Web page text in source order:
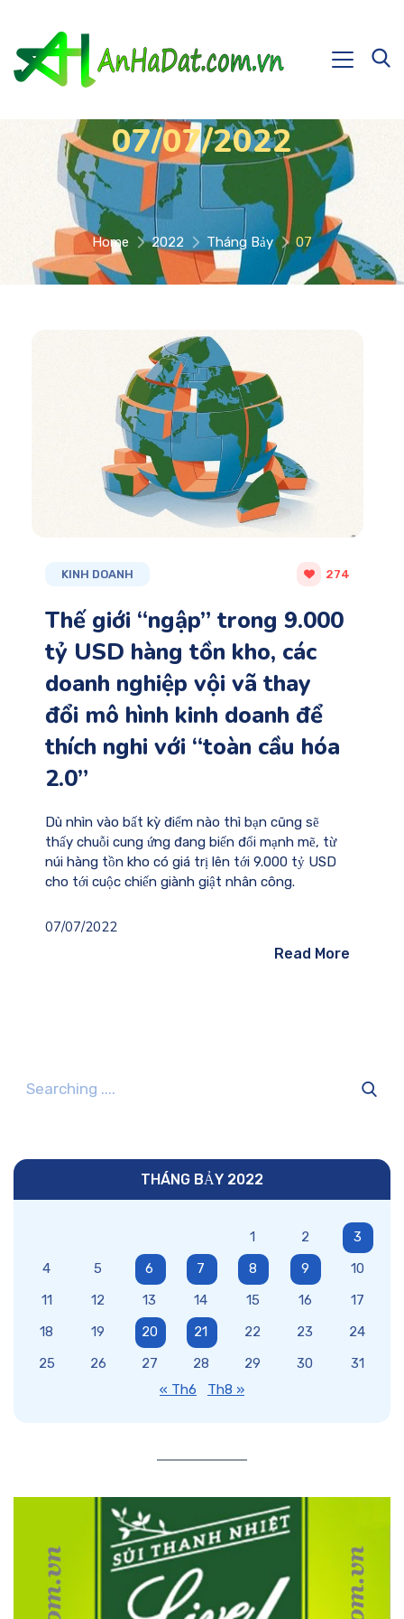
07/07/2022
Home 2022 Tháng Bảy 07
THÁNG BẢY 2022
1 2
3
4
5 6 7 8 9
10
11
12 13 14 15 16
17
18
19 20 21 22 23
24
25
26 27 28 29 30
31
« Th6
Th8 »
KINH DOANH 274
Thế giới “ngập” trong 9.000
tỷ USD hàng tồn kho, các
doanh nghiệp vội vã thay
đổi mô hình kinh doanh để
thích nghi với “toàn cầu hóa
2.0”
Dù nhìn vào bất kỳ điểm nào thì bạn cũng sẽ
thấy chuỗi cung ứng đang biến đổi mạnh mẽ, từ
núi hàng tồn kho có giá trị lên tới 9.000 tỷ USD
cho tới cuộc chiến giành giật nhân công.
07/07/2022
Read More